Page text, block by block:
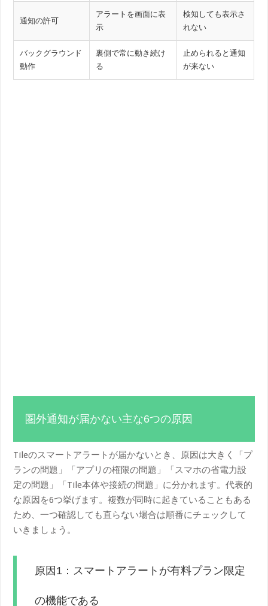
通知の許可
アラートを画面に表
示
検知しても表示さ
れない
バックグラウンド
動作
裏側で常に動き続け
る
止められると通知
が来ない
圏外通知が届かない主な6つの原因
Tileのスマートアラートが届かないとき、原因は大きく「プ
ランの問題」「アプリの権限の問題」「スマホの省電力設
定の問題」「Tile本体や接続の問題」に分かれます。代表的
な原因を6つ挙げます。複数が同時に起きていることもある
ため、一つ確認しても直らない場合は順番にチェックして
いきましょう。
原因1：スマートアラートが有料プラン限定
の機能である